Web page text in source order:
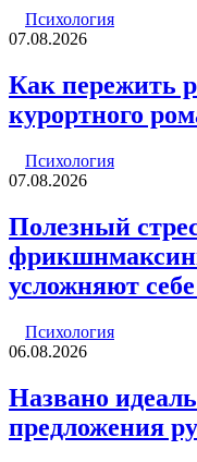
Психология
07.08.2026
Как пережить
курортного
Психология
07.08.2026
Полезный
усложняют
Психология
06.08.2026
Названо
предложения